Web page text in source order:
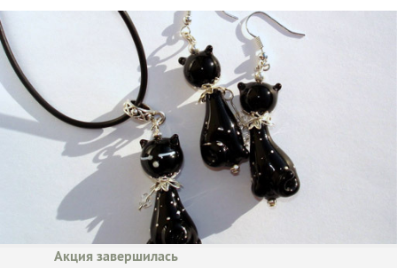
Акция завершилась